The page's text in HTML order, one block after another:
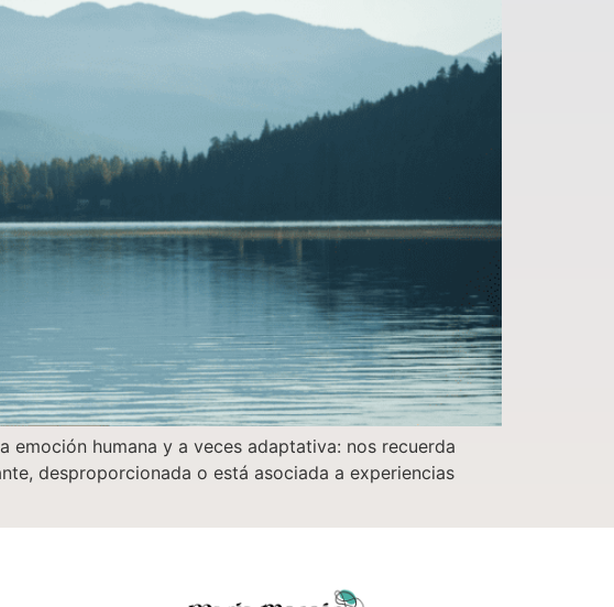
humana y a veces adaptativa: nos recuerda
desproporcionada o está asociada a experiencias